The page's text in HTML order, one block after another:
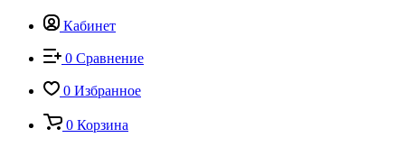
Кабинет
0 Сравнение
0 Избранное
0 Корзина